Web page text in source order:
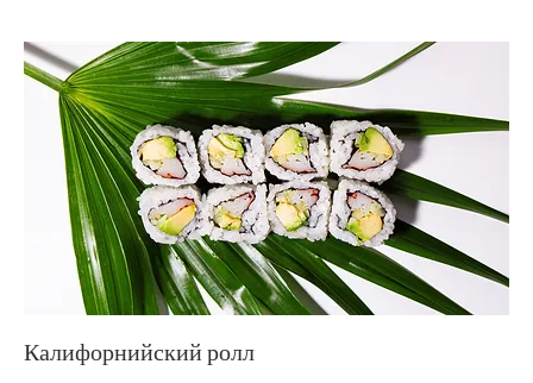
Калифорнийский ролл